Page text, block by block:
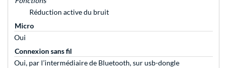
Réduction active du bruit
Micro
Oui
Connexion sans fil
Oui, par l’intermédiaire de Bluetooth, sur usb-dongle